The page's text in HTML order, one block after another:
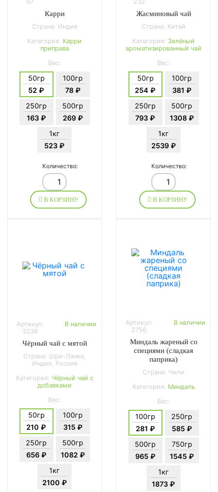
97
Карри
Страна: Индия
Категория: Карри
приправа
Вес:
50гр
52 ₽
100гр
78 ₽
250гр
163 ₽
500гр
269 ₽
1кг
523 ₽
Количество:
В КОРЗИНУ
232
Жасминовый чай
Страна: Китай
Категория: Зелёный
ароматизированный чай
Вес:
50гр
254 ₽
100гр
381 ₽
250гр
793 ₽
500гр
1308 ₽
1кг
2539 ₽
Количество:
В КОРЗИНУ
Артикул:
3236
В наличии
Чёрный чай с мятой
Страна: Шри-Ланка,
Индия, Россия
Категория: Чёрный чай с
добавками
Вес:
50гр
210 ₽
100гр
315 ₽
250гр
656 ₽
500гр
1082 ₽
1кг
2100 ₽
Артикул:
2756
В наличии
Миндаль жареный со
специями (сладкая
паприка)
Страна: Чили
Категория: Миндаль
Вес:
100гр
281 ₽
250гр
585 ₽
500гр
965 ₽
750гр
1545 ₽
1кг
1873 ₽